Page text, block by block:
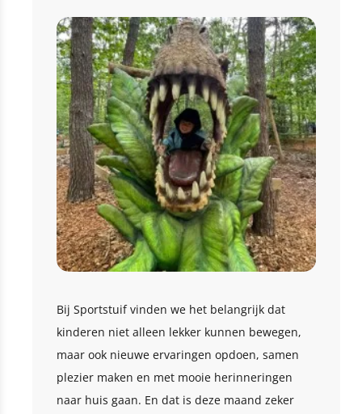
Bij Sportstuif vinden we het belangrijk dat
kinderen niet alleen lekker kunnen bewegen,
maar ook nieuwe ervaringen opdoen, samen
plezier maken en met mooie herinneringen
naar huis gaan. En dat is deze maand zeker